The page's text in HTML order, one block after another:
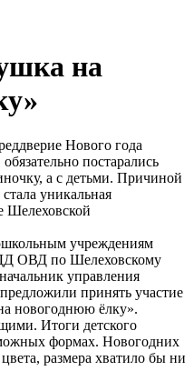
на
Нового года
постарались
а с детьми. Причиной
уникальная
Шелеховской
учреждениям
ОВД по Шелеховскому
управления
принять участие
новогоднюю ёлку».
Итоги детского
формах. Новогодних
размера хватило бы ни